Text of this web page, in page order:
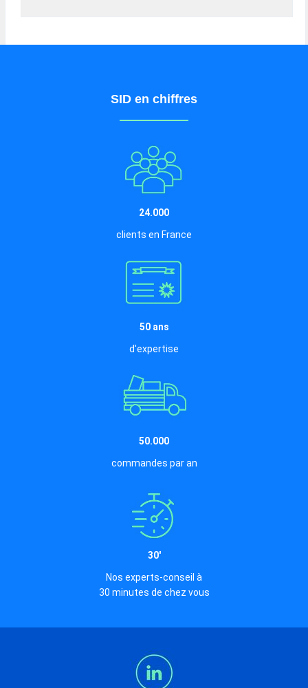
SID en chiffres
24.000
clients en France
50 ans
d'expertise
50.000
commandes par an
30'
Nos experts-conseil à
30 minutes de chez vous